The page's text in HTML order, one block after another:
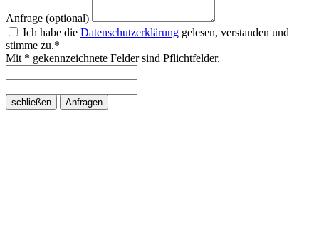
Anfrage (optional)
Ich habe die Datenschutzerklärung gelesen, verstanden und
stimme zu.*
Mit * gekennzeichnete Felder sind Pflichtfelder.
schließen Anfragen